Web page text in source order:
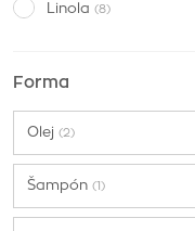
Linola (8)
Forma
Olej (2)
Šampón (1)